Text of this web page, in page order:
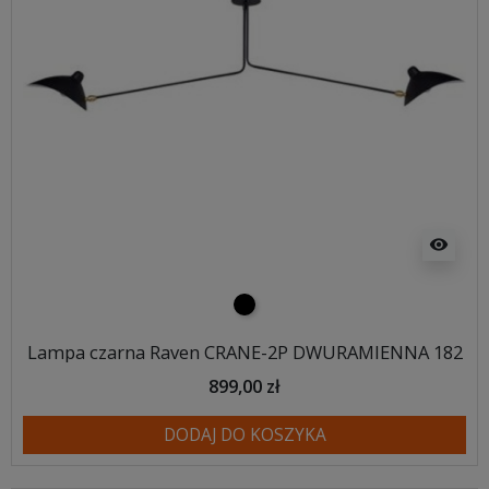
visibility
czarny
Lampa czarna Raven CRANE-2P DWURAMIENNA 182
899,00 zł
DODAJ DO KOSZYKA